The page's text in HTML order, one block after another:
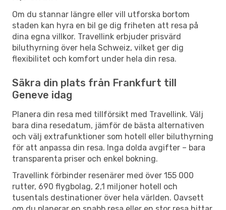
Om du stannar längre eller vill utforska bortom
staden kan hyra en bil ge dig friheten att resa på
dina egna villkor. Travellink erbjuder prisvärd
biluthyrning över hela Schweiz, vilket ger dig
flexibilitet och komfort under hela din resa.
Säkra din plats från Frankfurt till
Geneve idag
Planera din resa med tillförsikt med Travellink. Välj
bara dina resedatum, jämför de bästa alternativen
och välj extrafunktioner som hotell eller biluthyrning
för att anpassa din resa. Inga dolda avgifter – bara
transparenta priser och enkel bokning.
Travellink förbinder resenärer med över 155 000
rutter, 690 flygbolag, 2,1 miljoner hotell och
tusentals destinationer över hela världen. Oavsett